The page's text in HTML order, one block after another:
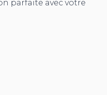
parfaite avec votre